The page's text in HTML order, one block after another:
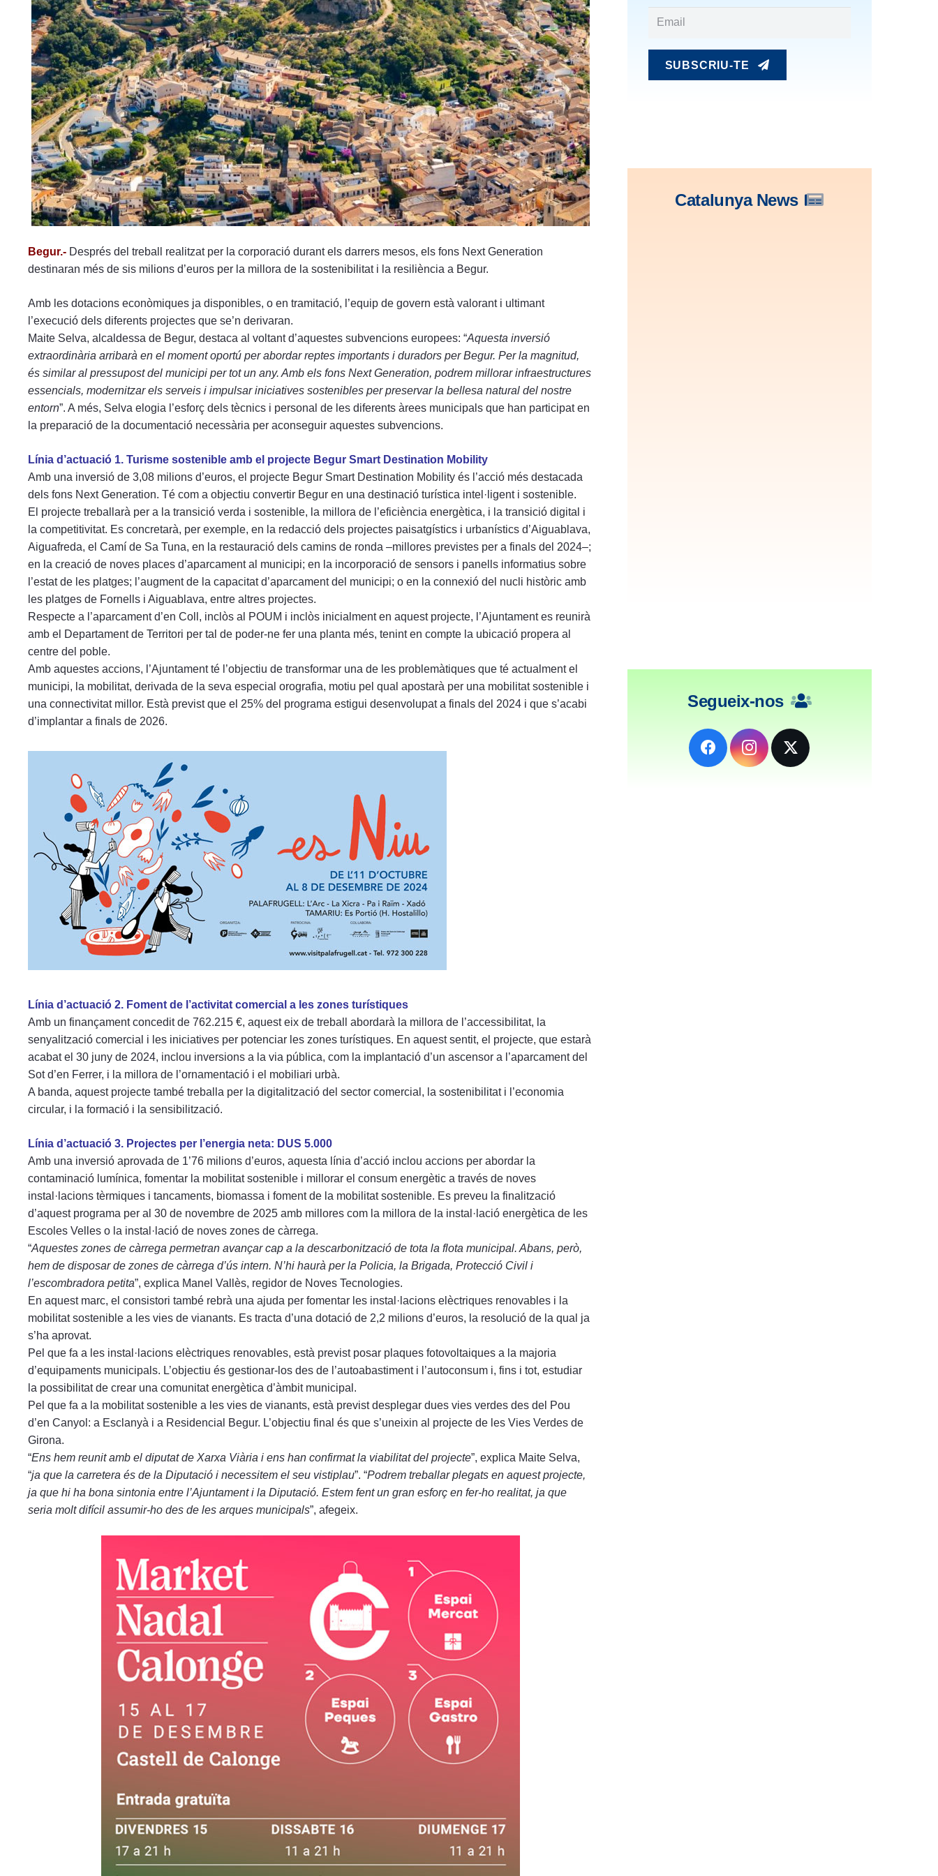
accesibilidad.
Begur.- Després del treball realitzat per la corporació durant els darrers mesos, els fons Next Generation
destinaran més de sis milions d’euros per la millora de la sostenibilitat i la resiliència a Begur.
Amb les dotacions econòmiques ja disponibles, o en tramitació, l’equip de govern està valorant i ultimant
l’execució dels diferents projectes que se’n derivaran.
Maite Selva, alcaldessa de Begur, destaca al voltant d’aquestes subvencions europees: “Aquesta inversió
extraordinària arribarà en el moment oportú per abordar reptes importants i duradors per Begur. Per la magnitud,
és similar al pressupost del municipi per tot un any. Amb els fons Next Generation, podrem millorar infraestructures
essencials, modernitzar els serveis i impulsar iniciatives sostenibles per preservar la bellesa natural del nostre
entorn”. A més, Selva elogia l’esforç dels tècnics i personal de les diferents àrees municipals que han participat en
la preparació de la documentació necessària per aconseguir aquestes subvencions.
Línia d’actuació 1. Turisme sostenible amb el projecte Begur Smart Destination Mobility
Amb una inversió de 3,08 milions d’euros, el projecte Begur Smart Destination Mobility és l’acció més destacada
dels fons Next Generation. Té com a objectiu convertir Begur en una destinació turística intel·ligent i sostenible.
El projecte treballarà per a la transició verda i sostenible, la millora de l’eficiència energètica, i la transició digital i
la competitivitat. Es concretarà, per exemple, en la redacció dels projectes paisatgístics i urbanístics d’Aiguablava,
Aiguafreda, el Camí de Sa Tuna, en la restauració dels camins de ronda –millores previstes per a finals del 2024–;
en la creació de noves places d’aparcament al municipi; en la incorporació de sensors i panells informatius sobre
l’estat de les platges; l’augment de la capacitat d’aparcament del municipi; o en la connexió del nucli històric amb
les platges de Fornells i Aiguablava, entre altres projectes.
Respecte a l’aparcament d’en Coll, inclòs al POUM i inclòs inicialment en aquest projecte, l’Ajuntament es reunirà
amb el Departament de Territori per tal de poder-ne fer una planta més, tenint en compte la ubicació propera al
centre del poble.
Amb aquestes accions, l’Ajuntament té l’objectiu de transformar una de les problemàtiques que té actualment el
municipi, la mobilitat, derivada de la seva especial orografia, motiu pel qual apostarà per una mobilitat sostenible i
una connectivitat millor. Està previst que el 25% del programa estigui desenvolupat a finals del 2024 i que s’acabi
d’implantar a finals de 2026.
Línia d’actuació 2. Foment de l’activitat comercial a les zones turístiques
Amb un finançament concedit de 762.215 €, aquest eix de treball abordarà la millora de l’accessibilitat, la
senyalització comercial i les iniciatives per potenciar les zones turístiques. En aquest sentit, el projecte, que estarà
acabat el 30 juny de 2024, inclou inversions a la via pública, com la implantació d’un ascensor a l’aparcament del
Sot d’en Ferrer, i la millora de l’ornamentació i el mobiliari urbà.
A banda, aquest projecte també treballa per la digitalització del sector comercial, la sostenibilitat i l’economia
circular, i la formació i la sensibilització.
Línia d’actuació 3. Projectes per l’energia neta: DUS 5.000
Amb una inversió aprovada de 1’76 milions d’euros, aquesta línia d’acció inclou accions per abordar la
contaminació lumínica, fomentar la mobilitat sostenible i millorar el consum energètic a través de noves
instal·lacions tèrmiques i tancaments, biomassa i foment de la mobilitat sostenible. Es preveu la finalització
d’aquest programa per al 30 de novembre de 2025 amb millores com la millora de la instal·lació energètica de les
Escoles Velles o la instal·lació de noves zones de càrrega.
“Aquestes zones de càrrega permetran avançar cap a la descarbonització de tota la flota municipal. Abans, però,
hem de disposar de zones de càrrega d’ús intern. N’hi haurà per la Policia, la Brigada, Protecció Civil i
l’escombradora petita”, explica Manel Vallès, regidor de Noves Tecnologies.
En aquest marc, el consistori també rebrà una ajuda per fomentar les instal·lacions elèctriques renovables i la
mobilitat sostenible a les vies de vianants. Es tracta d’una dotació de 2,2 milions d’euros, la resolució de la qual ja
s’ha aprovat.
Pel que fa a les instal·lacions elèctriques renovables, està previst posar plaques fotovoltaiques a la majoria
d’equipaments municipals. L’objectiu és gestionar-los des de l’autoabastiment i l’autoconsum i, fins i tot, estudiar
la possibilitat de crear una comunitat energètica d’àmbit municipal.
Pel que fa a la mobilitat sostenible a les vies de vianants, està previst desplegar dues vies verdes des del Pou
d’en Canyol: a Esclanyà i a Residencial Begur. L’objectiu final és que s’uneixin al projecte de les Vies Verdes de
Girona.
“Ens hem reunit amb el diputat de Xarxa Viària i ens han confirmat la viabilitat del projecte”, explica Maite Selva,
“ja que la carretera és de la Diputació i necessitem el seu vistiplau”. “Podrem treballar plegats en aquest projecte,
ja que hi ha bona sintonia entre l’Ajuntament i la Diputació. Estem fent un gran esforç en fer-ho realitat, ja que
seria molt difícil assumir-ho des de les arques municipals”, afegeix.
SUBSCRIU-TE
Catalunya News
Segueix-nos